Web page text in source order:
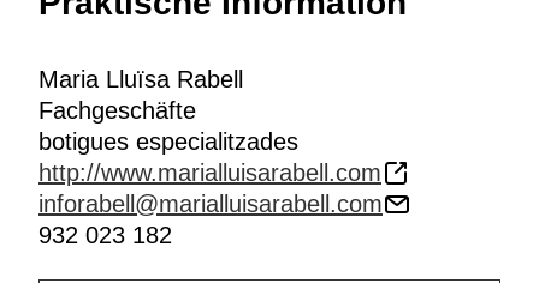
Maria Lluïsa Rabell
Fachgeschäfte
botigues especialitzades
http://www.marialluisarabell.com
inforabell@marialluisarabell.com
932 023 182